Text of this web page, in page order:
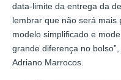
data-limite da entrega da
lembrar que não será
modelo simplificado e
grande diferença no
Adriano Marrocos.